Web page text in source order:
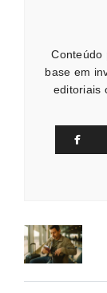
Conteúdo
base em
editoriais